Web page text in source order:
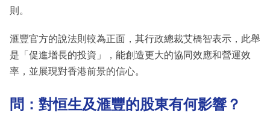
則。
滙豐官方的說法則較為正面，其行政總裁艾橋智表示，此舉
是「促進增長的投資」，能創造更大的協同效應和營運效
率，並展現對香港前景的信心。
問：對恒生及滙豐的股東有何影響？